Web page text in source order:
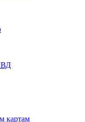
картам